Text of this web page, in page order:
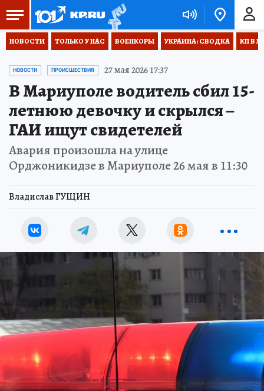
НОВОСТИ ТОЛЬКО У НАС ВОЕНКОРЫ УКРАИНА: СВОДКА КП В
НОВОСТИ ПРОИСШЕСТВИЯ 27 мая 2026 17:37
В Мариуполе водитель сбил 15-
летнюю девочку и скрылся –
ГАИ ищут свидетелей
Авария произошла на улице
Орджоникидзе в Мариуполе 26 мая в 11:30
Владислав ГУЩИН